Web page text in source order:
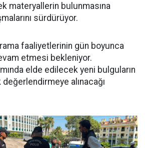
materyallerin bulunmasına
sürdürüyor.
faaliyetlerinin gün boyunca
etmesi bekleniyor.
elde edilecek yeni bulguların
alınacağı